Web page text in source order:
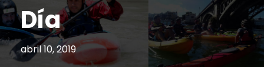
Día
abril 10, 2019